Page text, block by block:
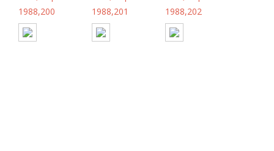
1988,200
1988,201
1988,202